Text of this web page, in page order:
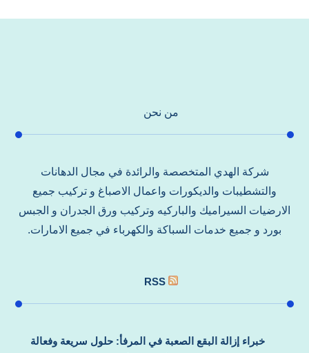
من نحن
شركة الهدي المتخصصة والرائدة في مجال الدهانات
والتشطيبات والديكورات واعمال الاصباغ و تركيب جميع
الارضيات السيراميك والباركيه وتركيب ورق الجدران و الجبس
بورد و جميع خدمات السباكة والكهرباء في جميع الامارات.
RSS
خبراء إزالة البقع الصعبة في المرفأ: حلول سريعة وفعالة